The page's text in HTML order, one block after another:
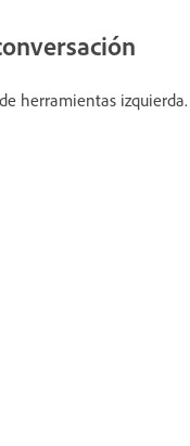
herramientas izquierda.